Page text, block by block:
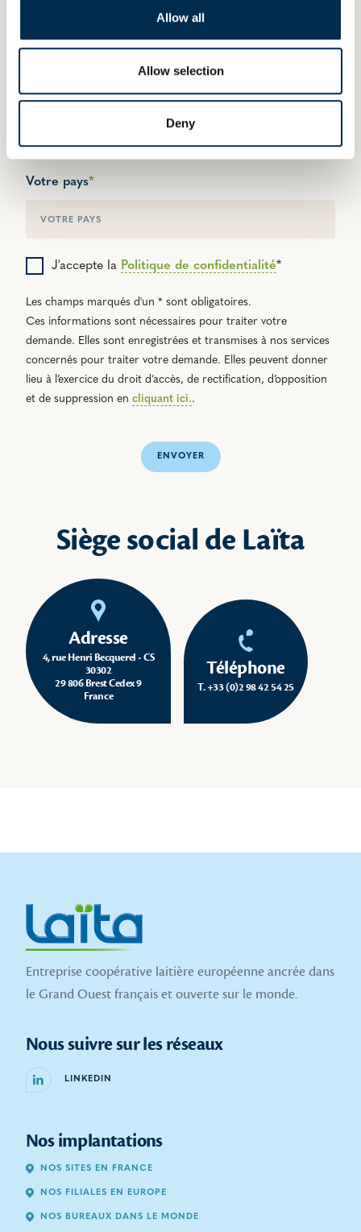
Allow all
Allow selection
Deny
Votre code postal*
Votre pays*
J'accepte la Politique de confidentialité*
Les champs marqués d'un * sont obligatoires.
Ces informations sont nécessaires pour traiter votre
demande. Elles sont enregistrées et transmises à nos services
concernés pour traiter votre demande. Elles peuvent donner
lieu à l’exercice du droit d’accès, de rectification, d’opposition
et de suppression en cliquant ici..
Siège social de Laïta
Adresse
4, rue Henri Becquerel - CS
30302
29 806 Brest Cedex 9
France
Téléphone
T. +33 (0)2 98 42 54 25
Entreprise coopérative laitière européenne ancrée dans
le Grand Ouest français et ouverte sur le monde.
Nous suivre sur les réseaux
LINKEDIN
Nos implantations
NOS SITES EN FRANCE
NOS FILIALES EN EUROPE
NOS BUREAUX DANS LE MONDE